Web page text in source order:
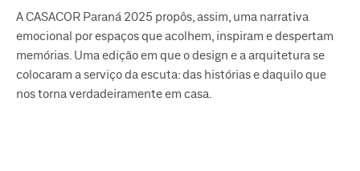
A CASACOR Paraná 2025 propôs, assim, uma narrativa
emocional por espaços que acolhem, inspiram e despertam
memórias. Uma edição em que o design e a arquitetura se
colocaram a serviço da escuta: das histórias e daquilo que
nos torna verdadeiramente em casa.